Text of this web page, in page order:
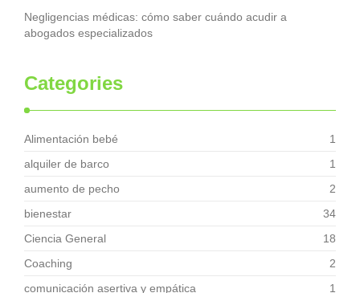
Negligencias médicas: cómo saber cuándo acudir a
abogados especializados
Categories
Alimentación bebé
1
alquiler de barco
1
aumento de pecho
2
bienestar
34
Ciencia General
18
Coaching
2
comunicación asertiva y empática
1